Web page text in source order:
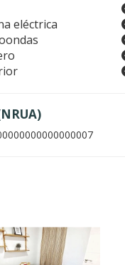
eléctrica